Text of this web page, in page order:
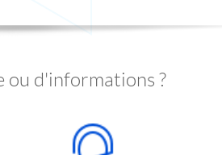
ou d'informations ?